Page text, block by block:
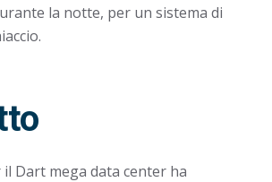
la notte, per un sistema di
Dart mega data center ha